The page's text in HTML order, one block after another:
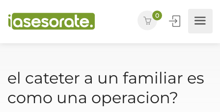
0
el cateter a un familiar es
como una operacion?